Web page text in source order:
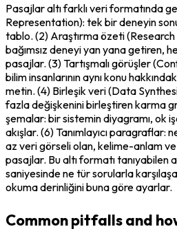
Pasajlar altı farklı veri formatında
Representation): tek bir deneyin
tablo. (2) Araştırma özeti
bağımsız deneyi yan yana getiren,
pasajlar. (3) Tartışmalı görüşler
bilim insanlarının aynı konu
metin. (4) Birleşik veri (Data
fazla değişkenini birleştiren karma
şemalar: bir sistemin diyagramı, ok
akışlar. (6) Tanımlayıcı
az veri görseli olan, kelime-anlam ve
pasajlar. Bu altı formatı tanıyabilen
saniyesinde ne tür sorularla
okuma derinliğini buna göre ayarlar.
Common pitfalls and